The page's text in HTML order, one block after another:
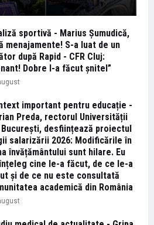
sportivă - Marius Șumudică,
menajamente! S-a luat de un
după Rapid - CFR Cluj:
Dobre l-a făcut șnitel”
important pentru educație -
Preda, rectorul Universității
București, desființează proiectul
salarizării 2026: Modificările în
învățământului sunt hilare. Eu
cine le-a făcut, de ce le-a
și de ce nu este consultată
academică din România